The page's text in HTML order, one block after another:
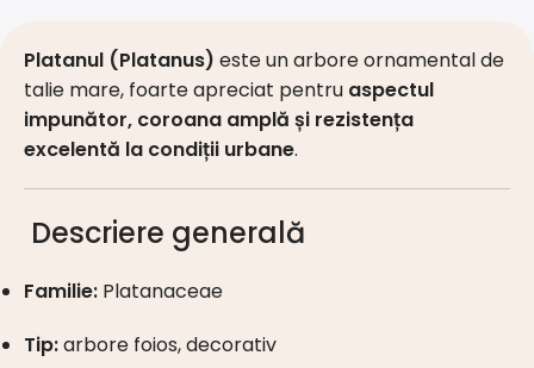
Platanul (Platanus) este un arbore ornamental de
talie mare, foarte apreciat pentru aspectul
impunător, coroana amplă și rezistența
excelentă la condiții urbane.
Descriere generală
Familie: Platanaceae
Tip:arbore foios, decorativ